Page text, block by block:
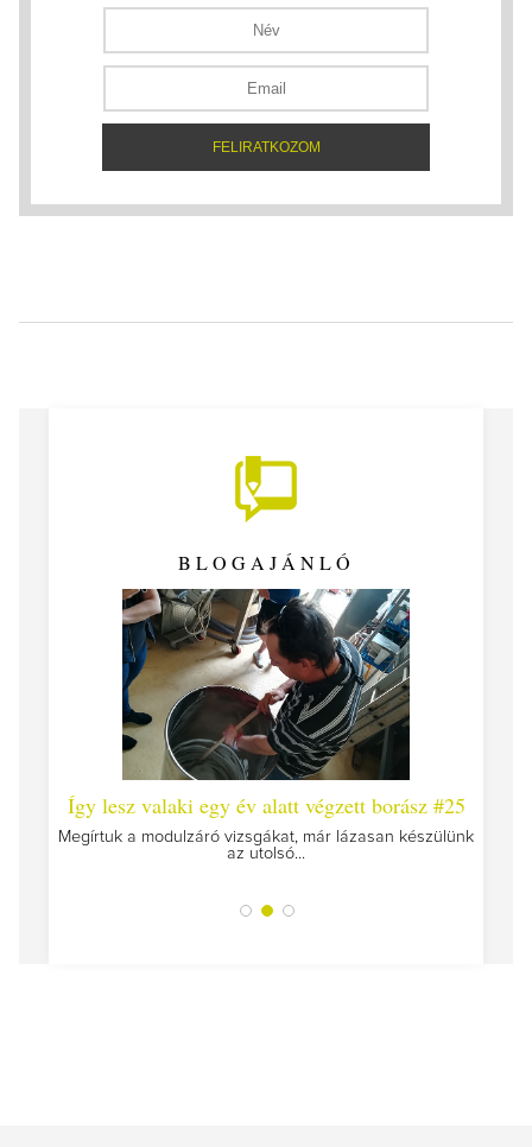
BLOGAJÁNLÓ
Így lesz valaki egy év alatt végzett borász #25
Megírtuk a modulzáró vizsgákat, már lázasan készülünk
az utolsó...